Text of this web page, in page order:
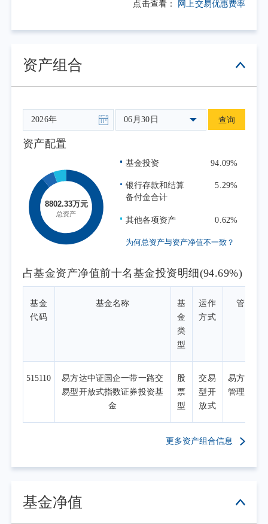
点击查看： 网上交易优惠费率
资产组合
06月30日 查询
资产配置
基金投资 94.09%
银行存款和结算
备付金合计
5.29%
其他各项资产 0.62%
为何总资产与资产净值不一致？
占基金资产净值前十名基金投资明细(94.69%)
基金
代码
基金名称
基
金
类
型
运作
方式
管理人
515110
易方达中证国企一带一路交
易型开放式指数证券投资基
金
股
票
型
交易
型开
放式
易方达基
管理有限
更多资产组合信息
基金净值